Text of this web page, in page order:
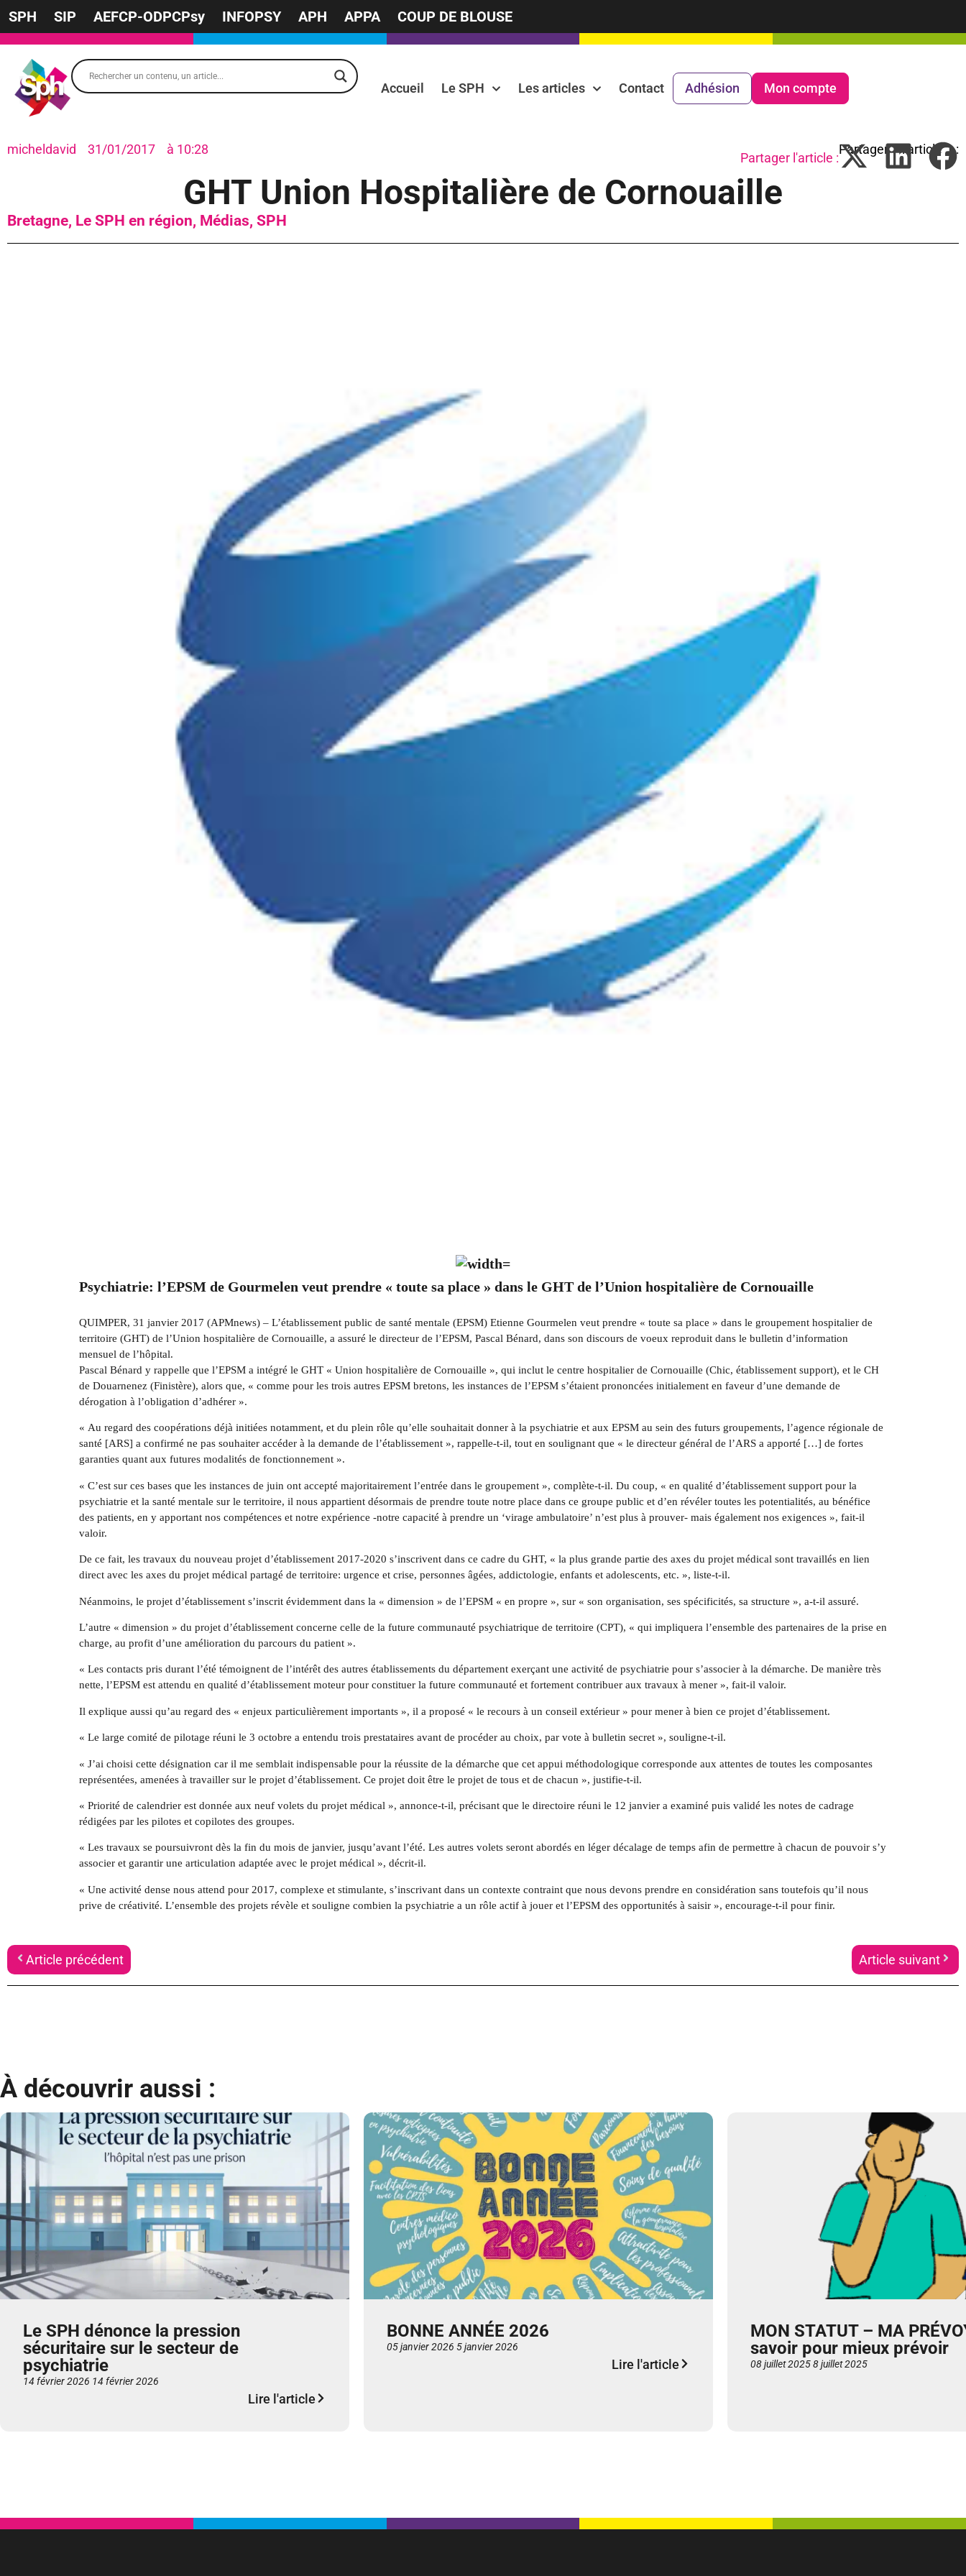
SPH SIP AEFCP-ODPCPsy INFOPSY APH APPA COUP DE BLOUSE
Accueil Le SPH Les articles Contact Adhésion Mon compte
micheldavid 31/01/2017 à 10:28
Partager l'article :
GHT Union Hospitalière de Cornouaille
Bretagne, Le SPH en région, Médias, SPH
Psychiatrie: l’EPSM de Gourmelen veut prendre « toute sa place » dans le GHT de l’Union hospitalière de Cornouaille
QUIMPER, 31 janvier 2017 (APMnews) – L’établissement public de santé mentale (EPSM) Etienne Gourmelen veut prendre « toute sa place » dans le groupement hospitalier de
territoire (GHT) de l’Union hospitalière de Cornouaille, a assuré le directeur de l’EPSM, Pascal Bénard, dans son discours de voeux reproduit dans le bulletin d’information
mensuel de l’hôpital.
Pascal Bénard y rappelle que l’EPSM a intégré le GHT « Union hospitalière de Cornouaille », qui inclut le centre hospitalier de Cornouaille (Chic, établissement support), et le CH
de Douarnenez (Finistère), alors que, « comme pour les trois autres EPSM bretons, les instances de l’EPSM s’étaient prononcées initialement en faveur d’une demande de
dérogation à l’obligation d’adhérer ».
« Au regard des coopérations déjà initiées notamment, et du plein rôle qu’elle souhaitait donner à la psychiatrie et aux EPSM au sein des futurs groupements, l’agence régionale de
santé [ARS] a confirmé ne pas souhaiter accéder à la demande de l’établissement », rappelle-t-il, tout en soulignant que « le directeur général de l’ARS a apporté […] de fortes
garanties quant aux futures modalités de fonctionnement ».
« C’est sur ces bases que les instances de juin ont accepté majoritairement l’entrée dans le groupement », complète-t-il. Du coup, « en qualité d’établissement support pour la
psychiatrie et la santé mentale sur le territoire, il nous appartient désormais de prendre toute notre place dans ce groupe public et d’en révéler toutes les potentialités, au bénéfice
des patients, en y apportant nos compétences et notre expérience -notre capacité à prendre un ‘virage ambulatoire’ n’est plus à prouver- mais également nos exigences », fait-il
valoir.
De ce fait, les travaux du nouveau projet d’établissement 2017-2020 s’inscrivent dans ce cadre du GHT, « la plus grande partie des axes du projet médical sont travaillés en lien
direct avec les axes du projet médical partagé de territoire: urgence et crise, personnes âgées, addictologie, enfants et adolescents, etc. », liste-t-il.
Néanmoins, le projet d’établissement s’inscrit évidemment dans la « dimension » de l’EPSM « en propre », sur « son organisation, ses spécificités, sa structure », a-t-il assuré.
L’autre « dimension » du projet d’établissement concerne celle de la future communauté psychiatrique de territoire (CPT), « qui impliquera l’ensemble des partenaires de la prise en
charge, au profit d’une amélioration du parcours du patient ».
« Les contacts pris durant l’été témoignent de l’intérêt des autres établissements du département exerçant une activité de psychiatrie pour s’associer à la démarche. De manière très
nette, l’EPSM est attendu en qualité d’établissement moteur pour constituer la future communauté et fortement contribuer aux travaux à mener », fait-il valoir.
Il explique aussi qu’au regard des « enjeux particulièrement importants », il a proposé « le recours à un conseil extérieur » pour mener à bien ce projet d’établissement.
« Le large comité de pilotage réuni le 3 octobre a entendu trois prestataires avant de procéder au choix, par vote à bulletin secret », souligne-t-il.
« J’ai choisi cette désignation car il me semblait indispensable pour la réussite de la démarche que cet appui méthodologique corresponde aux attentes de toutes les composantes
représentées, amenées à travailler sur le projet d’établissement. Ce projet doit être le projet de tous et de chacun », justifie-t-il.
« Priorité de calendrier est donnée aux neuf volets du projet médical », annonce-t-il, précisant que le directoire réuni le 12 janvier a examiné puis validé les notes de cadrage
rédigées par les pilotes et copilotes des groupes.
« Les travaux se poursuivront dès la fin du mois de janvier, jusqu’avant l’été. Les autres volets seront abordés en léger décalage de temps afin de permettre à chacun de pouvoir s’y
associer et garantir une articulation adaptée avec le projet médical », décrit-il.
« Une activité dense nous attend pour 2017, complexe et stimulante, s’inscrivant dans un contexte contraint que nous devons prendre en considération sans toutefois qu’il nous
prive de créativité. L’ensemble des projets révèle et souligne combien la psychiatrie a un rôle actif à jouer et l’EPSM des opportunités à saisir », encourage-t-il pour finir.
Article précédent Article suivant
À découvrir aussi :
Le SPH dénonce la pression
sécuritaire sur le secteur de
psychiatrie
14 février 2026 14 février 2026
Lire l'article
BONNE ANNÉE 2026
05 janvier 2026 5 janvier 2026
Lire l'article
MON STATUT – MA
savoir pour mieux prévoir
08 juillet 20258 juillet 2025